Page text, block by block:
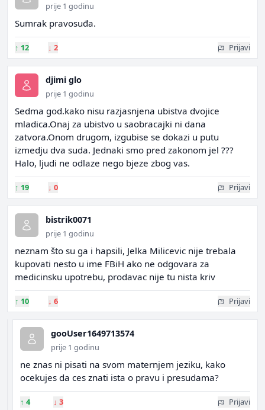
prije 1 godinu
Sumrak pravosuđa.
↑ 12 ↓ 2 Prijavi
djimi glo
prije 1 godinu
Sedma god.kako nisu razjasnjena ubistva dvojice
mladica.Onaj za ubistvo u saobracajki ni dana
zatvora.Onom drugom, izgubise se dokazi u putu
izmedju dva suda. Jednaki smo pred zakonom jel ???
Halo, ljudi ne odlaze nego bjeze zbog vas.
↑ 19 ↓ 0 Prijavi
bistrik0071
prije 1 godinu
neznam što su ga i hapsili, Jelka Milicevic nije trebala
kupovati nesto u ime FBiH ako ne odgovara za
medicinsku upotrebu, prodavac nije tu nista kriv
↑ 10 ↓ 6 Prijavi
gooUser1649713574
prije 1 godinu
ne znas ni pisati na svom maternjem jeziku, kako
ocekujes da ces znati ista o pravu i presudama?
↑ 4 ↓ 3 Prijavi